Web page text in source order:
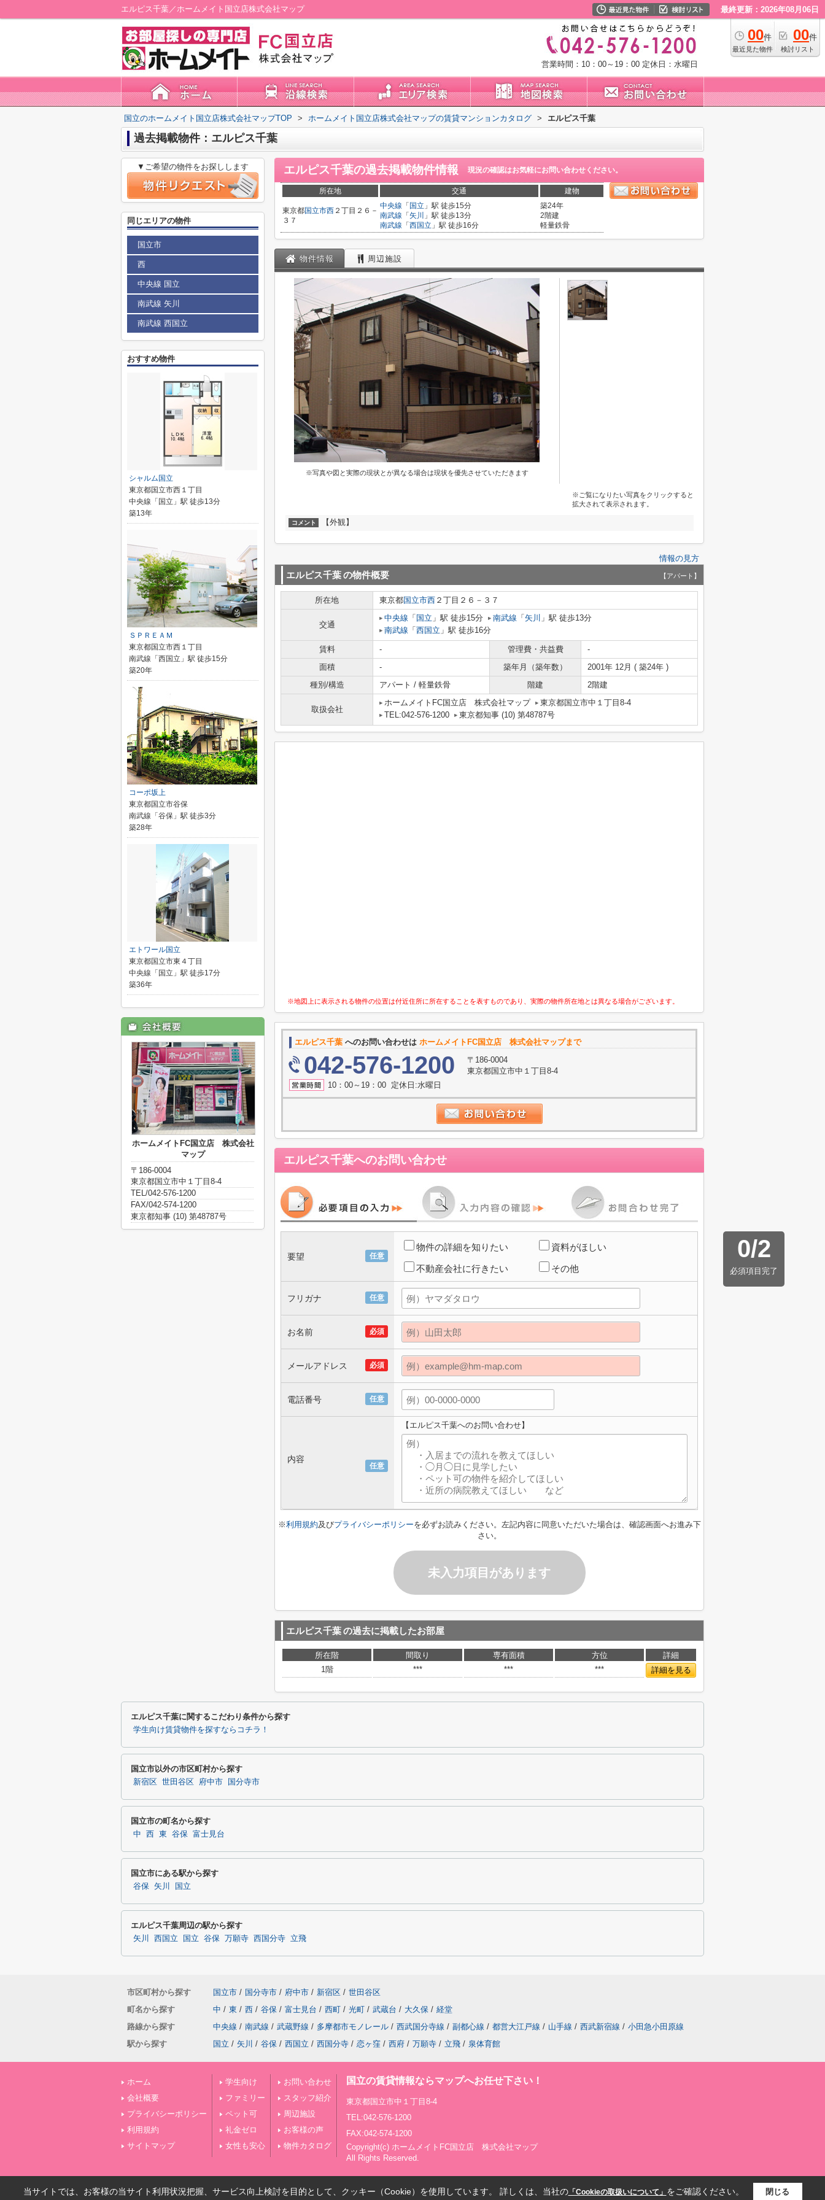
エルピス千葉／ホームメイト国立店株式会社マップ 最終更新：2026年08月06日
00件
最近見た物件
00件
検討リスト
営業時間：10：00～19：00 定休日：水曜日
国立のホームメイト国立店株式会社マップTOP > ホームメイト国立店株式会社マップの賃貸マンションカタログ > エルピス千葉
過去掲載物件：エルピス千葉
エルピス千葉の過去掲載物件情報 現況の確認はお気軽にお問い合わせください。
所在地 交通 建物
東京都国立市西 ２丁目２６－
３７
中央線 「 国立 」駅 徒歩15分
南武線 「 矢川
」駅 徒歩13分
南武線 「 西国立 」駅 徒歩16分
築24年
2階建
軽量鉄骨
物件情報 周辺施設
※写真や図と実際の現状とが異なる場合は現状を優先させていただきます
※ご覧になりたい写真をクリックすると
拡大されて表示されます。
コメント 【外観】
情報の見方
エルピス千葉の物件概要 【アパート】
所在地 東京都国立市西 ２丁目２６－３７
交通
中央線 「 国立 」駅 徒歩15分 南武線 「 矢川 」駅 徒歩13分
南武線 「 西国立 」駅 徒歩16分
賃料 - 管理費・共益費
-
面積
- 築年月（築年数）
2001年 12月 ( 築24年 )
種別/構造
アパート / 軽量鉄骨 階建 2階建
取扱会社
ホームメイトFC国立店 株式会社マップ
東京都国立市中１丁目8-4
TEL:042-576-1200
東京都知事 (10) 第48787号
※地図上に表示される物件の位置は付近住所に所在することを表すものであり、実際の物件所在地とは異なる場合がございます。
エルピス千葉 へのお問い合わせは ホームメイトFC国立店 株式会社マップまで
042-576-1200
〒186-0004
東京都国立市中１丁目8-4
10：00～19：00 定休日:水曜日
エルピス千葉へのお問い合わせ
0/2
必須項目完了
任意
要望
物件の詳細を知りたい 資料がほしい
不動産会社に行きたい その他
任意
フリガナ
必須
お名前
必須
メールアドレス
任意
電話番号
任意
内容
【エルピス千葉へのお問い合わせ】
※利用規約及びプライバシーポリシーを必ずお読みください。左記内容に同意いただいた場合は、確認画面へお進み下
さい。
未入力項目があります
エルピス千葉の過去に掲載したお部屋
所在階 間取り 専有面積 方位
詳細
1階
*** *** *** 詳細を見る
▼ご希望の物件をお探しします
同じエリアの物件
国立市
西
中央線 国立
南武線 矢川
南武線 西国立
おすすめ物件
シャルム国立
東京都国立市西１丁目
中央線「国立」駅 徒歩13分
築13年
ＳＰＲＥＡＭ
東京都国立市西１丁目
南武線「西国立」駅 徒歩15分
築20年
コーポ坂上
東京都国立市谷保
南武線「谷保」駅 徒歩3分
築28年
エトワール国立
東京都国立市東４丁目
中央線「国立」駅 徒歩17分
築36年
ホームメイトFC国立店 株式会社
マップ
〒186-0004
東京都国立市中１丁目8-4
TEL/042-576-1200
FAX/042-574-1200
東京都知事 (10) 第48787号
エルピス千葉に関するこだわり条件から探す
学生向け賃貸物件を探すならコチラ！
国立市以外の市区町村から探す
新宿区 世田谷区 府中市 国分寺市
国立市の町名から探す
中 西 東 谷保 富士見台
国立市にある駅から探す
谷保 矢川 国立
エルピス千葉周辺の駅から探す
矢川 西国立 国立 谷保 万願寺 西国分寺 立飛
市区町村から探す 国立市 / 国分寺市 / 府中市 / 新宿区 / 世田谷区
町名から探す
中 / 東 / 西 / 谷保 / 富士見台 / 西町 / 光町 / 武蔵台 / 大久保 / 経堂
路線から探す
中央線 / 南武線 / 武蔵野線 / 多摩都市モノレール / 西武国分寺線 / 副都心線 / 都営大江戸線 / 山手線 / 西武新宿線 / 小田急小田原線
駅から探す
国立 / 矢川 / 谷保 / 西国立 / 西国分寺 / 恋ヶ窪 / 西府 / 万願寺 / 立飛 / 泉体育館
ホーム
会社概要
プライバシーポリシー
利用規約
サイトマップ
学生向け
ファミリー
ペット可
礼金ゼロ
女性も安心
お問い合わせ
スタッフ紹介
周辺施設
お客様の声
物件カタログ
国立の賃貸情報ならマップへお任せ下さい！
東京都国立市中１丁目8-4
TEL:042-576-1200
FAX:042-574-1200
Copyright(c) ホームメイトFC国立店 株式会社マップ
All Rights Reserved.
当サイトでは、お客様の当サイト利用状況把握、サービス向上検討を目的として、クッキー（Cookie）を使用しています。 詳しくは、当社の「Cookieの取扱いについて」 をご確認ください。 閉じる